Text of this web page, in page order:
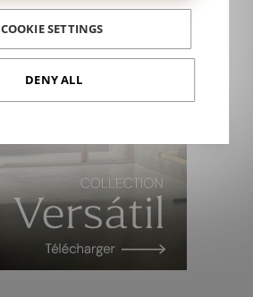
COOKIE SETTINGS
DENY ALL